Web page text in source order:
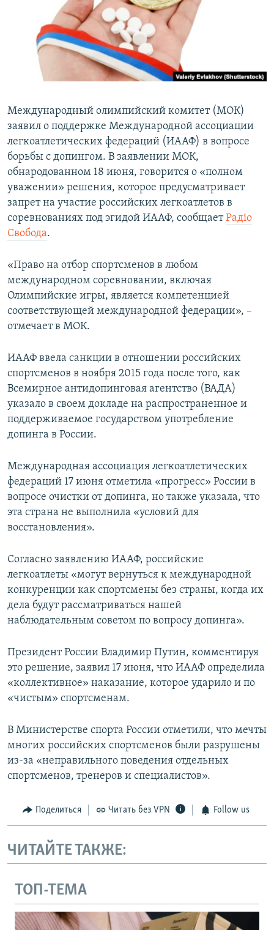
ПОБЕДИТЕЛЕЙ НЕ СУДЯТ?
КРЫМ.НЕПОКОРЕННЫЙ
ELIFBE
УКРАИНСКАЯ ПРОБЛЕМА КРЫМА
ПРИСОЕДИНЯЙТЕСЬ!
Международный олимпийский комитет (МОК)
заявил о поддержке Международной ассоциации
легкоатлетических федераций (ИААФ) в вопросе
борьбы с допингом. В заявлении МОК,
обнародованном 18 июня, говорится о «полном
уважении» решения, которое предусматривает
запрет на участие российских легкоатлетов в
соревнованиях под эгидой ИААФ, сообщаетРадіо
Свобода.
«Право на отбор спортсменов в любом
международном соревновании, включая
Олимпийские игры, является компетенцией
соответствующей международной федерации», –
отмечает в МОК.
ИААФ ввела санкции в отношении российских
спортсменов в ноября 2015 года после того, как
Всемирное антидопинговая агентство (ВАДА)
указало в своем докладе на распространенное и
поддерживаемое государством употребление
допинга в России.
Международная ассоциация легкоатлетических
федераций 17 июня отметила «прогресс» России в
вопросе очистки от допинга, но также указала, что
эта страна не выполнила «условий для
восстановления».
Согласно заявлению ИААФ, российские
легкоатлеты «могут вернуться к международной
конкуренции как спортсмены без страны, когда их
дела будут рассматриваться нашей
наблюдательным советом по вопросу допинга».
Президент России Владимир Путин, комментируя
это решение, заявил 17 июня, что ИААФ определила
«коллективное» наказание, которое ударило и по
«чистым» спортсменам.
В Министерстве спорта России отметили, что мечты
многих российских спортсменов были разрушены
из-за «неправильного поведения отдельных
спортсменов, тренеров и специалистов».
Поделиться Читать без VPN Follow us
ЧИТАЙТЕ ТАКЖЕ:
ТОП-ТЕМА